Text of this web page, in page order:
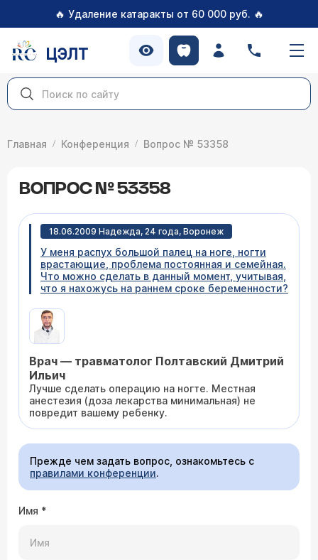
🔥 Удаление катаракты от 60 000 руб. 🔥
ЦЭЛТ
Главная Конференция Вопрос № 53358
ВОПРОС № 53358
18.06.2009 Надежда, 24 года, Воронеж
У меня распух большой палец на ноге, ногти
врастающие, проблема постоянная и семейная.
Что можно сделать в данный момент, учитывая,
что я нахожусь на раннем сроке беременности?
Врач — травматолог Полтавский Дмитрий
Ильич
Лучше сделать операцию на ногте. Местная
анестезия (доза лекарства минимальная) не
повредит вашему ребенку.
Прежде чем задать вопрос, ознакомьтесь с
правилами конференции.
Имя *